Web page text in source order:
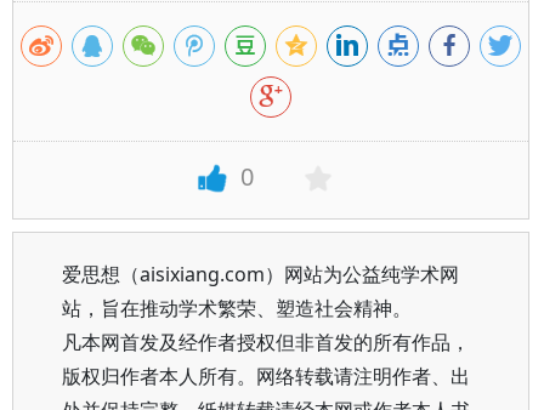
0
爱思想（aisixiang.com）网站为公益纯学术网
站，旨在推动学术繁荣、塑造社会精神。
凡本网首发及经作者授权但非首发的所有作品，
版权归作者本人所有。网络转载请注明作者、出